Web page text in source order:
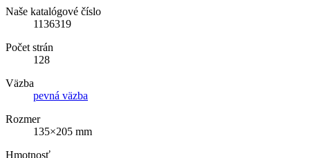
Naše katalógové číslo
1136319
Počet strán
128
Väzba
pevná väzba
Rozmer
135×205 mm
Hmotnosť